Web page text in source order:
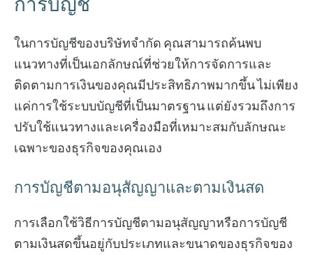
ในการบัญชีของบริษัทจำกัด คุณสามารถค้นพบ
แนวทางที่เป็นเอกลักษณ์ที่ช่วยให้การจัดการและ
ติดตามการเงินของคุณมีประสิทธิภาพมากขึ้น ไม่เพียง
แค่การใช้ระบบบัญชีที่เป็นมาตรฐาน แต่ยังรวมถึงการ
ปรับใช้แนวทางและเครื่องมือที่เหมาะสมกับลักษณะ
เฉพาะของธุรกิจของคุณเอง
การบัญชีตามอนุสัญญาและตามเงินสด
การเลือกใช้วิธีการบัญชีตามอนุสัญญาหรือการบัญชี
ตามเงินสดขึ้นอยู่กับประเภทและขนาดของธุรกิจของ